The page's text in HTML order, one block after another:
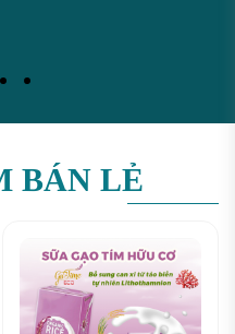
BÁN LẺ